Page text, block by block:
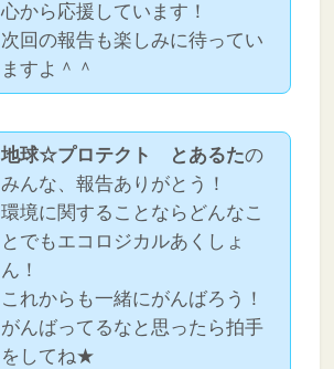
心から応援しています！
次回の報告も楽しみに待ってい
ますよ＾＾
地球☆プロテクト とあるたの
みんな、報告ありがとう！
環境に関することならどんなこ
とでもエコロジカルあくしょ
ん！
これからも一緒にがんばろう！
がんばってるなと思ったら拍手
をしてね★